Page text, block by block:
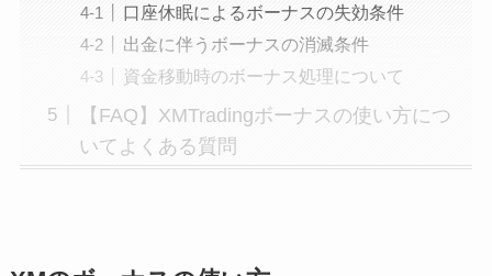
口座休眠によるボーナスの失効条件
出金に伴うボーナスの消滅条件
資金移動時のボーナス処理について
【FAQ】XMTradingボーナスの使い方につ
いてよくある質問